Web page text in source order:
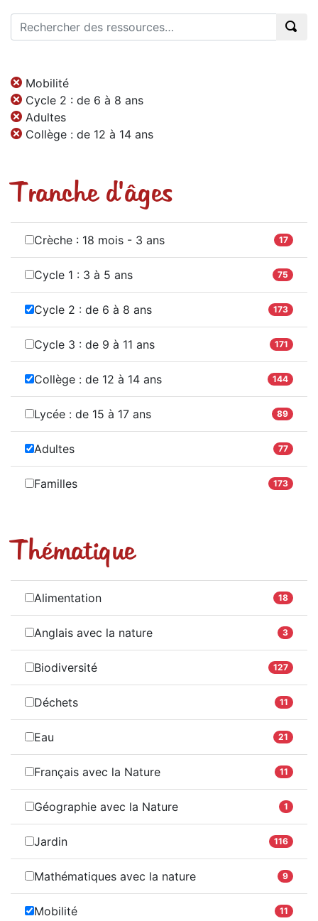
Mobilité
Cycle 2 : de 6 à 8 ans
Adultes
Collège : de 12 à 14 ans
Tranche d'âges
Crèche : 18 mois - 3 ans 17
Cycle 1 : 3 à 5 ans 75
Cycle 2 : de 6 à 8 ans 173
Cycle 3 : de 9 à 11 ans 171
Collège : de 12 à 14 ans 144
Lycée : de 15 à 17 ans 89
Adultes 77
Familles 173
Thématique
Alimentation 18
Anglais avec la nature 3
Biodiversité 127
Déchets 11
Eau 21
Français avec la Nature 11
Géographie avec la Nature 1
Jardin 116
Mathématiques avec la nature 9
Mobilité 11